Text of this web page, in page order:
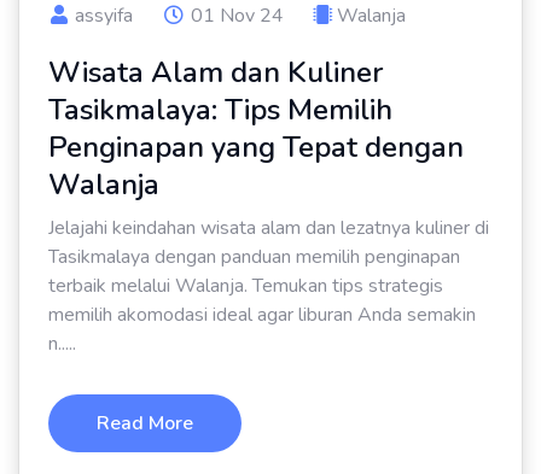
assyifa 01 Nov 24 Walanja
Wisata Alam dan Kuliner
Tasikmalaya: Tips Memilih
Penginapan yang Tepat dengan
Walanja
Jelajahi keindahan wisata alam dan lezatnya kuliner di
Tasikmalaya dengan panduan memilih penginapan
terbaik melalui Walanja. Temukan tips strategis
memilih akomodasi ideal agar liburan Anda semakin
n.....
Read More